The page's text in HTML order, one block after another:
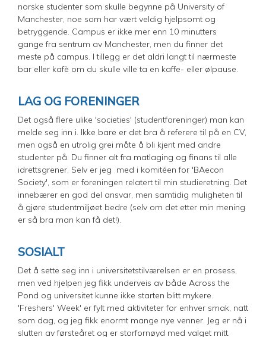
norske studenter som skulle begynne på University of
Manchester, noe som har vært veldig hjelpsomt og
betryggende. Campus er ikke mer enn 10 minutters
gange fra sentrum av Manchester, men du finner det
meste på campus. I tillegg er det aldri langt til nærmeste
bar eller kafè om du skulle ville ta en kaffe- eller ølpause.
LAG OG FORENINGER
Det også flere ulike 'societies' (studentforeninger) man kan
melde seg inn i. Ikke bare er det bra å referere til på en CV,
men også en utrolig grei måte å bli kjent med andre
studenter på. Du finner alt fra matlaging og finans til alle
idrettsgrener. Selv er jeg med i komitéen for 'BAecon
Society', som er foreningen relatert til min studieretning. Det
innebærer en god del ansvar, men samtidig muligheten til
å gjøre studentmiljøet bedre (selv om det etter min mening
er så bra man kan få det!).
SOSIALT
Det å sette seg inn i universitetstilværelsen er en prosess,
men ved hjelpen jeg fikk underveis av både Across the
Pond og universitet kunne ikke starten blitt mykere.
'Freshers' Week' er fylt med aktiviteter for enhver smak, natt
som dag, og jeg fikk enormt mange nye venner. Jeg er nå i
slutten av førsteåret og er storfornøyd med valget mitt.